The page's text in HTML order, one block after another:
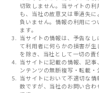
切致しません。当サイトの
も、当社の故意又は重過失
負いません。情報の利用に
ます。
当サイトの情報は、予告な
て利用者に何らかの損害が
を除き、当社として一切の責
当サイトに記載の情報、記
ンテンツの無断複写・転載・
当サイトにおいて不適切な
数ですが、当社のお問い合